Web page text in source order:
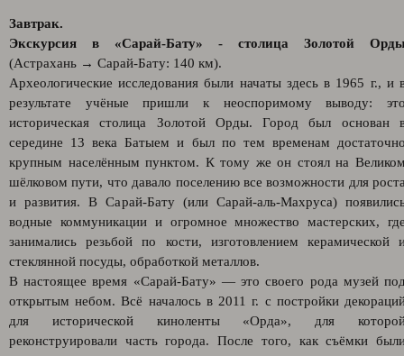
Завтрак.
Экскурсия в «Сарай-Бату» - столица Золотой
(Астрахань → Сарай-Бату: 140 км).
Археологические исследования были начаты здесь в 1965 г., и
результате учёные пришли к неоспоримому выводу:
историческая столица Золотой Орды. Город был основан
середине 13 века Батыем и был по тем временам
крупным населённым пунктом. К тому же он стоял на
шёлковом пути, что давало поселению все возможности для
и развития. В Сарай-Бату (или Сарай-аль-Махруса)
водные коммуникации и огромное множество мастерских,
занимались резьбой по кости, изготовлением керамической
стеклянной посуды, обработкой металлов.
В настоящее время «Сарай-Бату» — это своего рода музей
открытым небом. Всё началось в 2011 г. с постройки
для исторической киноленты «Орда», для
реконструировали часть города. После того, как съёмки